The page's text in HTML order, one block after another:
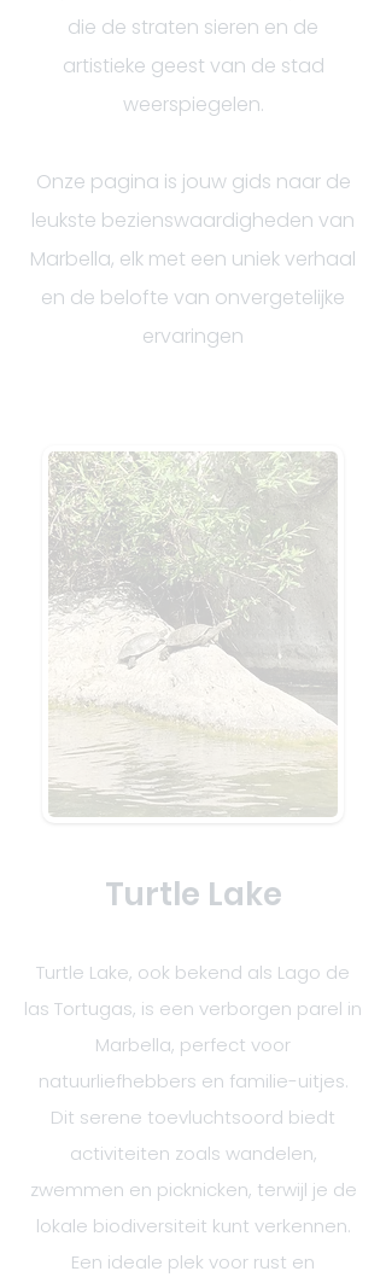
die de straten sieren en de
artistieke geest van de stad
weerspiegelen.
Onze pagina is jouw gids naar de
leukste bezienswaardigheden van
Marbella, elk met een uniek verhaal
en de belofte van onvergetelijke
ervaringen
Turtle Lake
Turtle Lake, ook bekend als Lago de
las Tortugas, is een verborgen parel in
Marbella, perfect voor
natuurliefhebbers en familie-uitjes.
Dit serene toevluchtsoord biedt
activiteiten zoals wandelen,
zwemmen en picknicken, terwijl je de
lokale biodiversiteit kunt verkennen.
Een ideale plek voor rust en